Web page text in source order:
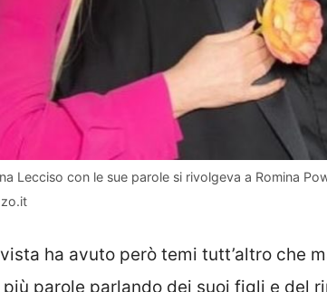
Lecciso con le sue parole si rivolgeva a Romina
ha avuto però temi tutt’altro che
più parole parlando dei suoi figli e del